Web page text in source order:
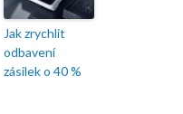
Jak zrychlit
odbavení
zásilek o 40 %